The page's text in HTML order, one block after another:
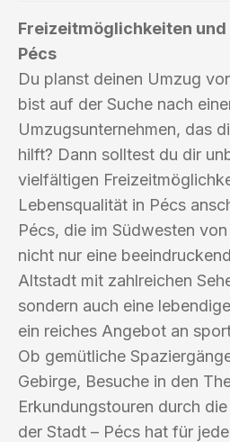
Freizeitmöglichkeiten
Pécs
Du planst deinen Umzug
bist auf der Suche nach
Umzugsunternehmen, das
hilft? Dann solltest du dir
vielfältigen
Lebensqualität in Pécs
Pécs, die im Südwesten von
nicht nur eine
Altstadt mit zahlreichen
sondern auch eine
ein reiches Angebot an
Ob gemütliche
Gebirge, Besuche in den
Erkundungstouren durch
der Stadt – Pécs hat für